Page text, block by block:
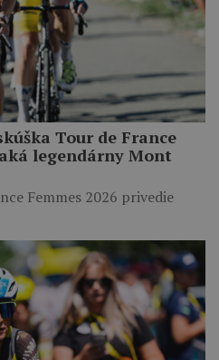
Tour de France
legendárny Mont
Femmes 2026 privedie